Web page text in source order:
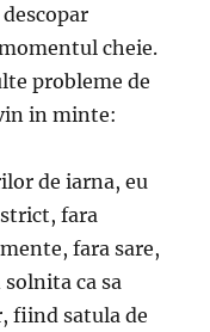
cheie.
probleme de
in minte:
de iarna, eu
fara
fara sare,
ca sa
fiind satula de